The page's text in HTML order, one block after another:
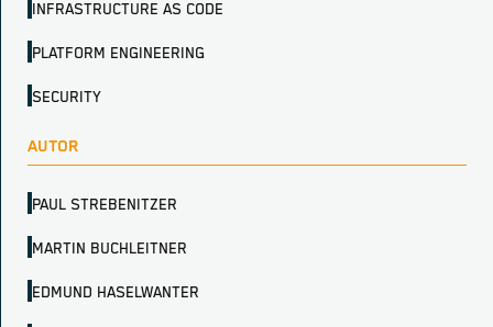
INFRASTRUCTURE AS CODE
PLATFORM ENGINEERING
SECURITY
AUTOR
PAUL STREBENITZER
MARTIN BUCHLEITNER
EDMUND HASELWANTER